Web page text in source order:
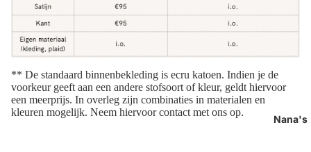
Nana's
** De standaard binnenbekleding is ecru katoen. Indien je de
voorkeur geeft aan een andere stofsoort of kleur, geldt hiervoor
een meerprijs. In overleg zijn combinaties in materialen en
kleuren mogelijk. Neem hiervoor contact met ons op.